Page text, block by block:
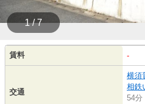
1 / 7
賃料 -
交通
横須
相鉄
54分